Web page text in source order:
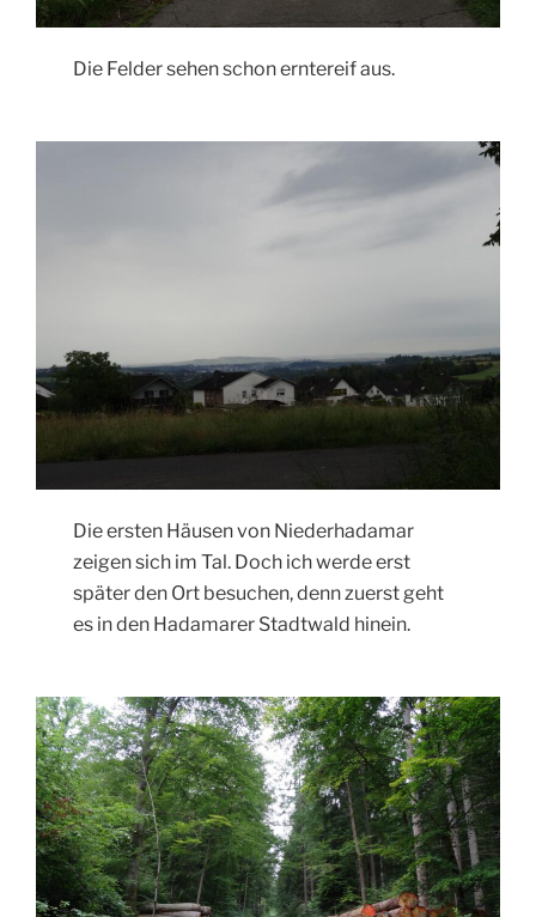
Die Felder sehen schon erntereif aus.
Die ersten Häusen von Niederhadamar
zeigen sich im Tal. Doch ich werde erst
später den Ort besuchen, denn zuerst geht
es in den Hadamarer Stadtwald hinein.